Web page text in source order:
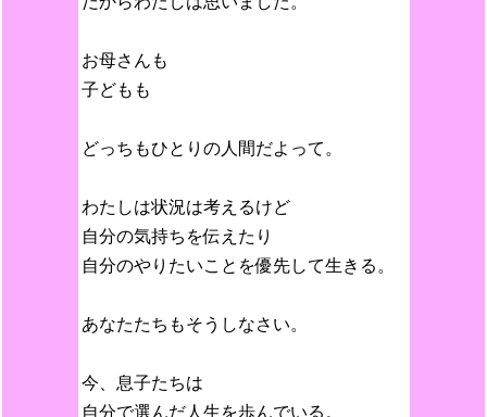
お母さんも
子どもも
どっちもひとりの人間だよって。
わたしは状況は考えるけど
自分の気持ちを伝えたり
自分のやりたいことを優先して生きる。
あなたたちもそうしなさい。
今、息子たちは
自分で選んだ人生を歩んでいる。